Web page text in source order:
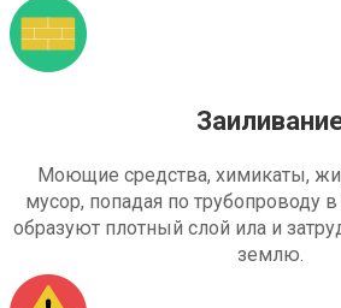
Моющие средства, химикаты,
мусор, попадая по трубопроводу в
образуют плотный слой ила и
землю.